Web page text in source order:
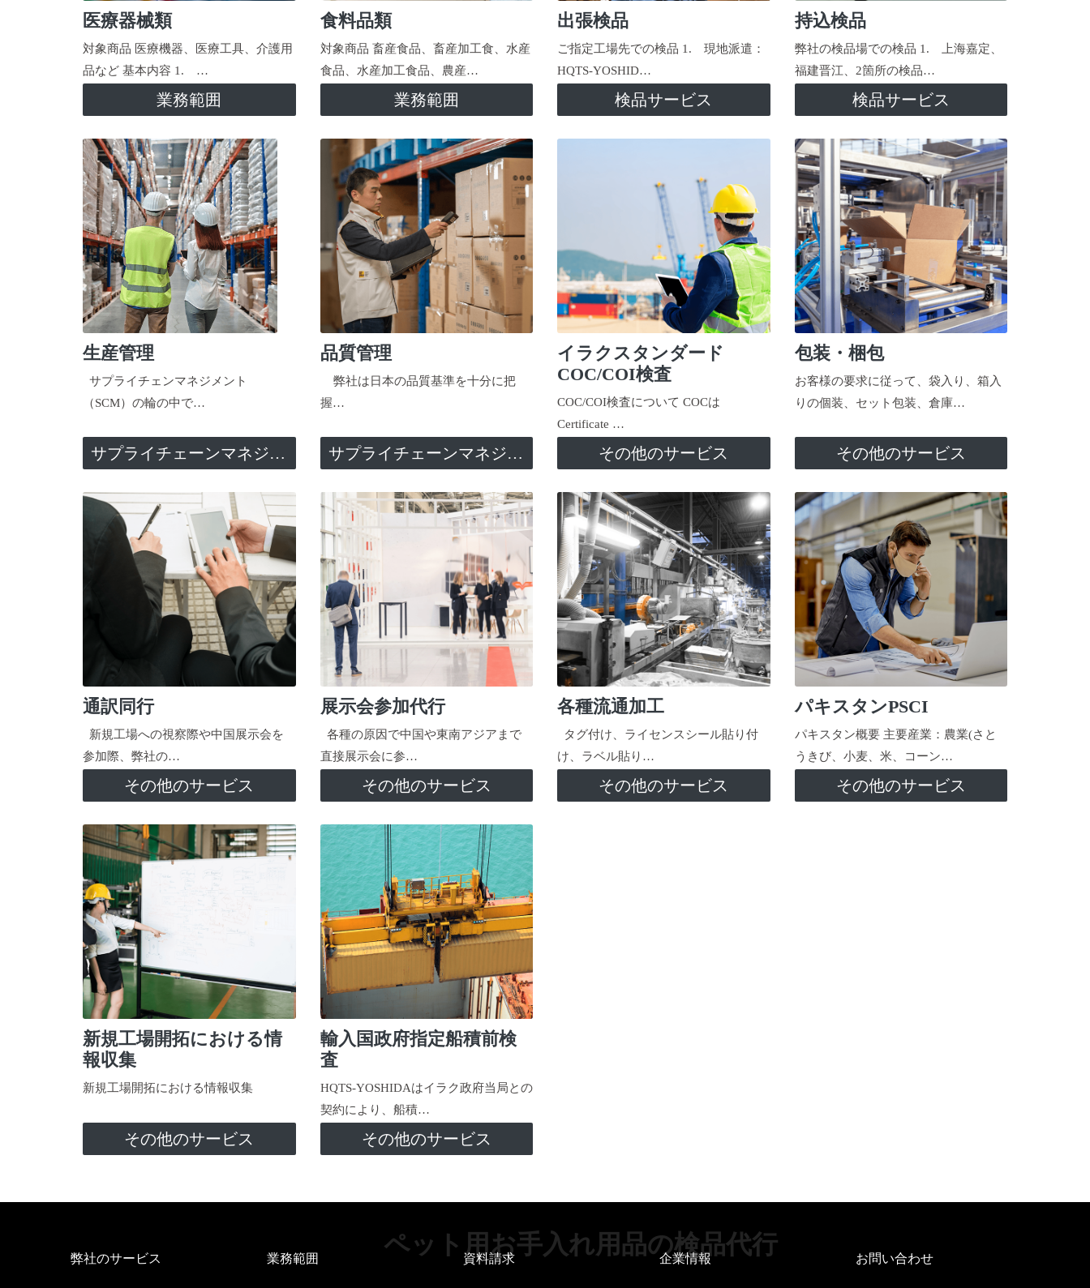
医療器械類
対象商品 医療機器、医療工具、介護用
品など 基本内容 1. …
業務範囲
食料品類
対象商品 畜産食品、畜産加工食、水産
食品、水産加工食品、農産…
業務範囲
出張検品
ご指定工場先での検品 1. 現地派遣：
HQTS-YOSHID…
検品サービス
持込検品
弊社の検品場での検品 1. 上海嘉定、
福建晋江、2箇所の検品…
検品サービス
生産管理
サプライチェンマネジメント
（SCM）の輪の中で…
サプライチェーンマネジメント
品質管理
弊社は日本の品質基準を十分に把
握…
サプライチェーンマネジメント
イラクスタンダード
COC/COI検査
COC/COI検査について COCは
Certificate …
その他のサービス
包装・梱包
お客様の要求に従って、袋入り、箱入
りの個装、セット包装、倉庫…
その他のサービス
通訳同行
新規工場への視察際や中国展示会を
参加際、弊社の…
その他のサービス
展示会参加代行
各種の原因で中国や東南アジアまで
直接展示会に参…
その他のサービス
各種流通加工
タグ付け、ライセンスシール貼り付
け、ラベル貼り…
その他のサービス
パキスタンPSCI
パキスタン概要 主要産業：農業(さと
うきび、小麦、米、コーン…
その他のサービス
新規工場開拓における情
報収集
新規工場開拓における情報収集
その他のサービス
輸入国政府指定船積前検
査
HQTS-YOSHIDAはイラク政府当局との
契約により、船積…
その他のサービス
ペット用お手入れ用品の検品代行
弊社のサービス 業務範囲 資料請求 企業情報 お問い合わせ